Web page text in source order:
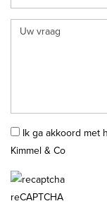
Ik ga akkoord met
Kimmel & Co
reCAPTCHA